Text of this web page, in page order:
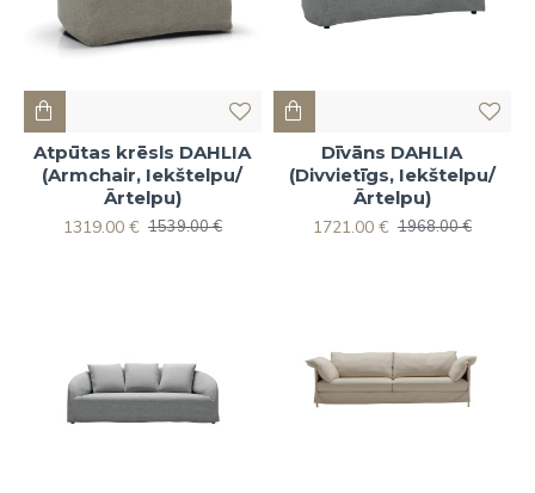
Atpūtas krēsls DAHLIA
(Armchair, Iekštelpu/
Ārtelpu)
1319.00 € 1539.00 €
Dīvāns DAHLIA
(Divvietīgs, Iekštelpu/
Ārtelpu)
1721.00 € 1968.00 €